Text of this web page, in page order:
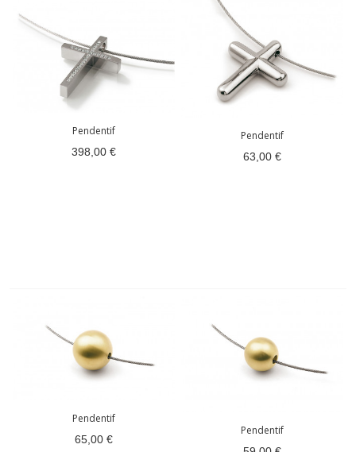
(1 avis)
Pendentif
398,00 €
Pendentif
63,00 €
Pendentif
65,00 €
Pendentif